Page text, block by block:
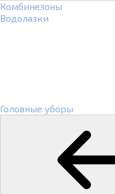
Комбинезоны
Водолазки
Головные уборы